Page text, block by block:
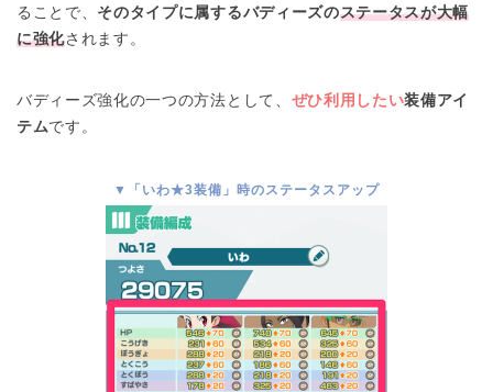
ることで、 そのタイプに属するバディーズのステータスが大幅
に強化されます。
バディーズ強化の一つの方法として、 ぜひ利用したい装備アイ
テムです。
▼「いわ★3装備」時のステータスアップ